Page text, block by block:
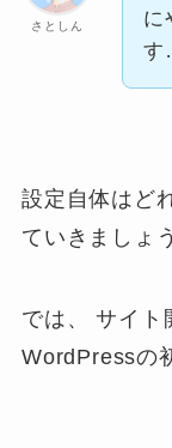
さとしん
に
す
設定自体はど
ていきましょ
では、 サイト
WordPressの